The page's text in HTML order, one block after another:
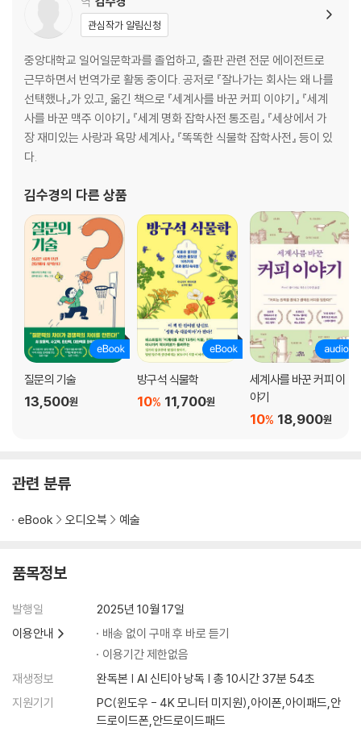
34. 쇠라의 [화장하는 젊은 여인] 속 화분 뒤에 화가의 얼굴이 숨어 있다는
35. 뭉크가 [생명의 춤]의 모델에게 총격당한 안타까운 사연은?
36. 라파엘로의 [프시케 로지아] 천장화는 그의 여성 편력 때문에 끊임없
이 혹평에 시달릴 수밖에 없었다는데?
37. 가톨릭 수사였던 리피의 [성모자와 두 천사] 속 성모 마리아가 이탈리
아 르네상스 시대 성모 마리아 중 가장 아름다운 이지미로 손꼽힌다고?
38. 로랑생은 왜 철저히 남자를 배제한 채 여자들만 그렸을까?
40. 르누아르는 왜 [잔 에뷔테른]을 비롯한 모딜리아니의 초상화를 보고
못마땅한 표정을 지었을까?
41. 루소가 [나, 초상 - 풍경]에서 재혼한 아내의 이름 밑에 감춰 둔 여성의
정체는?
42. 퐁텐블로파의 대표작 [가브리엘 데스트레와 그의 자매] 속 한 여성은
왜 다른 여성의 젖꼭지를 손에 쥐고 있을까?
43. 자기 작품 [독일 소녀]의 모델에게 프러포즈 받은 천재 화가 나오지로
는 어떻게 반응했을까?
44. 철학자 발랑슈가 다비드의 [쥘리에트 레카미에 초상] 속 주인공과 같
은 무덤에 묻힌 기상천외한 이유는?
45. 르누아르는 왜 지적인 여성을 극도로 싫어하고, ‘완벽하게 텅 빈 얼
굴’의 여성을 좋아했을까?
46. 시게루가 [바다의 양식]을 완성한 다음 뒤늦게 자기 애인을 그려 넣은
Chapter 4. 들라크루아의 [민중을 이끄는 자유의 여신] 모델이 젊은 세
48. 같은 해에 발표된 훨씬 선정적인 그림 [비너스의 탄생]은 찬사를 받았
49. 동료 화가들이 피카소의 [아비뇽의 여인]을 보며 “피카소는 언젠가
자기 그림 뒤에서 목을 매달 것이다”라는 극언까지 서슴지 않은 이유는?
50. 들라크루아의 [민중을 이끄는 자유의 여신] 실제 모델이 세탁부로 일
하는 젊은 여성이었다는데?
51. 당대 농민의 삶을 사실적으로 표현한 밀레의 [이삭 줍는 여인]이 ‘추한
그림’으로 낙인찍힌 이유는?
관심작가 알림신청
중앙대학교 일어일문학과를 졸업하고, 출판 관련 전문 에이전트로
근무하면서 번역가로 활동 중이다. 공저로 『잘나가는 회사는 왜 나를
선택했나』가 있고, 옮긴 책으로 『세계사를 바꾼 커피 이야기』 『세계
사를 바꾼 맥주 이야기』 『세계 명화 잡학사전 통조림』 『세상에서 가
장 재미있는 사랑과 욕망 세계사』 『똑똑한 식물학 잡학사전』 등이 있
다.
김수경의 다른 상품
질문의 기술
13,500원
방구석 식물학
11,700원
10%
세계사를 바꾼 커피 이
야기
18,900원
10%
관련 분류
eBook 오디오북 예술
품목정보
발행일
2025년 10월 17일
이용안내
배송 없이 구매 후 바로 듣기
이용기간 제한없음
재생정보
완독본 | AI 신티아 낭독 | 총 10시간 37분 54초
지원기기
PC(윈도우 - 4K 모니터 미지원),아이폰,아이패드,안
드로이드폰,안드로이드패드